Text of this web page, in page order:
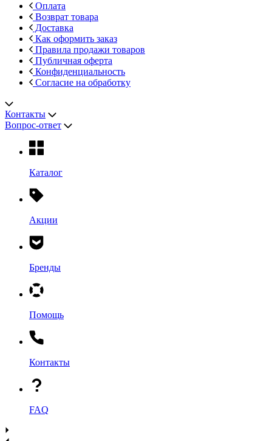
Оплата
Возврат товара
Доставка
Как оформить заказ
Правила продажи товаров
Публичная оферта
Конфиденциальность
Согласие на обработку
Контакты
Вопрос-ответ
Каталог
Акции
Бренды
Помощь
Контакты
FAQ